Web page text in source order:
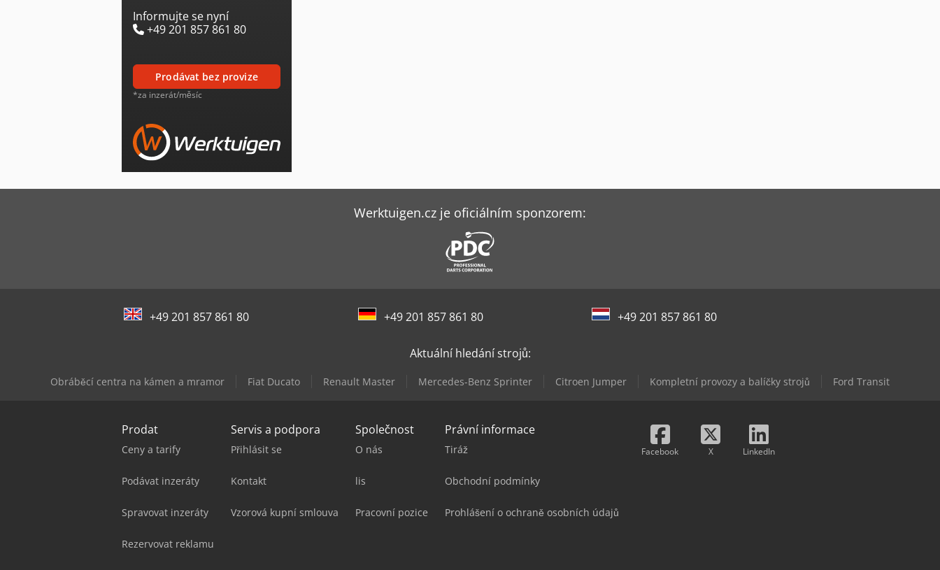
Informujte se nyní
+49 201 857 861 80
prodávat bez provize
*za inzerát/měsíc
Werktuigen.cz je oficiálním sponzorem:
+49 201 857 861 80 +49 201 857 861 80 +49 201 857 861 80
Aktuální hledání strojů:
Obráběcí centra na kámen a mramor Fiat Ducato Renault Master Mercedes-Benz Sprinter Citroen Jumper Kompletní provozy a balíčky strojů Ford Transit
Prodat
Ceny a tarify
Podávat inzeráty
Spravovat inzeráty
Rezervovat reklamu
Servis a podpora
Přihlásit se
Kontakt
Vzorová kupní smlouva
Společnost
O nás
lis
Pracovní pozice
Právní informace
Tiráž
Obchodní podmínky
Prohlášení o ochraně osobních údajů
Facebook X LinkedIn